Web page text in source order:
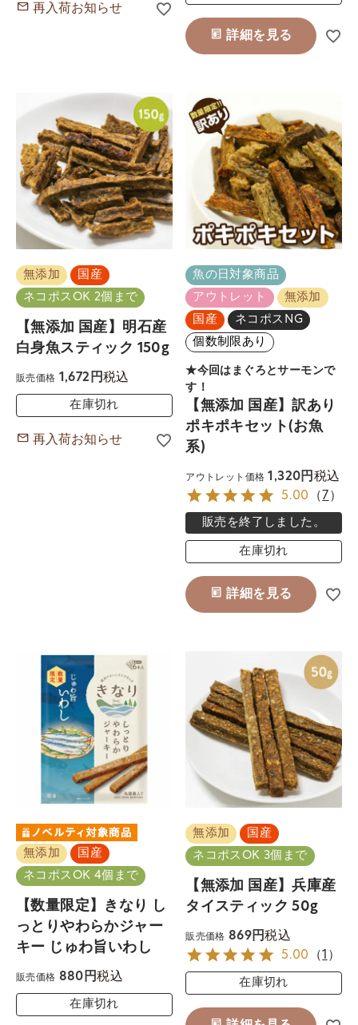
再入荷お知らせ
詳細を見る
無添加
国産
ネコポスOK 2個まで
【無添加 国産】明石産
白身魚スティック 150g
販売価格 1,672 税込
在庫切れ
再入荷お知らせ
魚の日対象商品
アウトレット
無添加
国産
ネコポスNG
個数制限あり
★今回はまぐろとサーモンで
す！
【無添加 国産】訳あり
ポキポキセット(お魚
系)
アウトレット価格 1,320 税込
5.00 （ 7 ）
販売を終了しました。
在庫切れ
詳細を見る
無添加
国産
ネコポスOK 4個まで
【数量限定】きなり し
っとりやわらかジャー
キー じゅわ旨いわし
販売価格 880 税込
在庫切れ
無添加
国産
ネコポスOK 3個まで
【無添加 国産】兵庫産
タイスティック 50g
販売価格 869 税込
5.00 （1 ）
在庫切れ